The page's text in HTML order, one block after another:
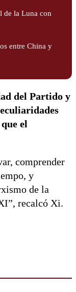
de la Luna con
entre China y
del Partido y
el
comprender
y
de la
recalcó Xi.